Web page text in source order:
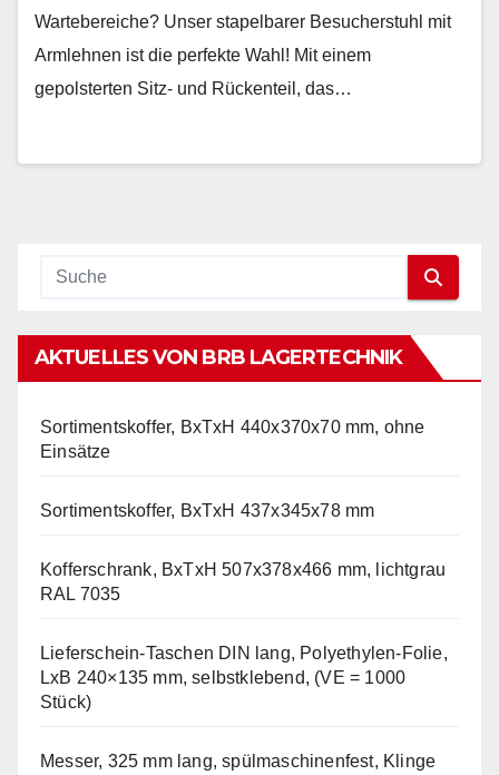
Wartebereiche? Unser stapelbarer Besucherstuhl mit
Armlehnen ist die perfekte Wahl! Mit einem
gepolsterten Sitz- und Rückenteil, das…
AKTUELLES VON BRB LAGERTECHNIK
Sortimentskoffer, BxTxH 440x370x70 mm, ohne
Einsätze
Sortimentskoffer, BxTxH 437x345x78 mm
Kofferschrank, BxTxH 507x378x466 mm, lichtgrau
RAL 7035
Lieferschein-Taschen DIN lang, Polyethylen-Folie,
LxB 240×135 mm, selbstklebend, (VE = 1000
Stück)
Messer, 325 mm lang, spülmaschinenfest, Klinge